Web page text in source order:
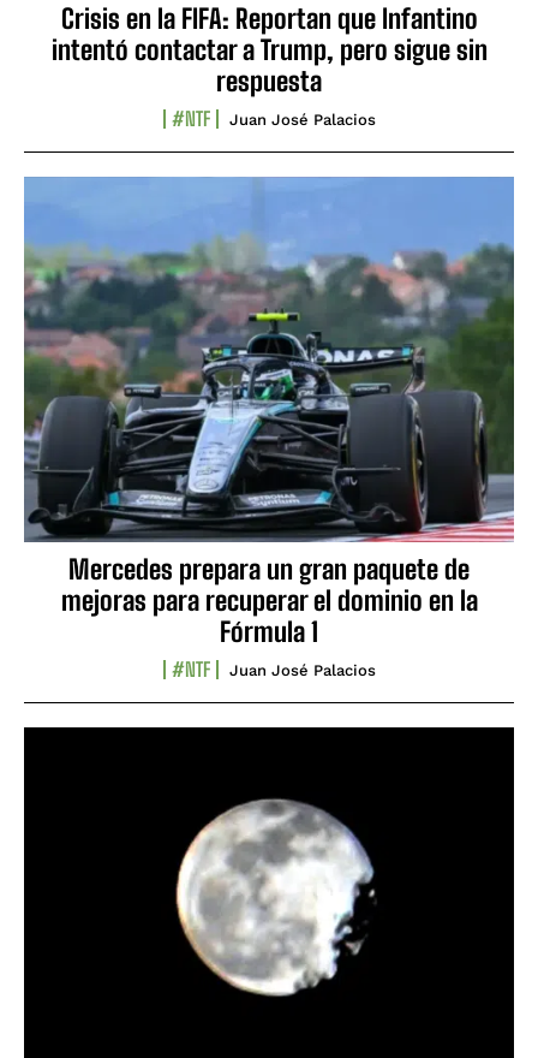
Crisis en la FIFA: Reportan que Infantino
intentó contactar a Trump, pero sigue sin
respuesta
#NTF Juan José Palacios
Mercedes prepara un gran paquete de
mejoras para recuperar el dominio en la
Fórmula 1
#NTF Juan José Palacios